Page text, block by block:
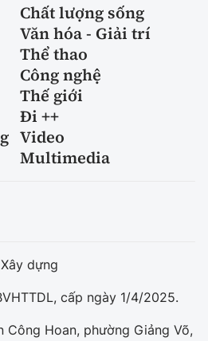
Chất lượng sống
Văn hóa - Giải trí
Thể thao
Công nghệ
Thế giới
Đi ++
Video
Multimedia
dựng
cấp ngày 1/4/2025.
Công Hoan, phường Giảng Võ,